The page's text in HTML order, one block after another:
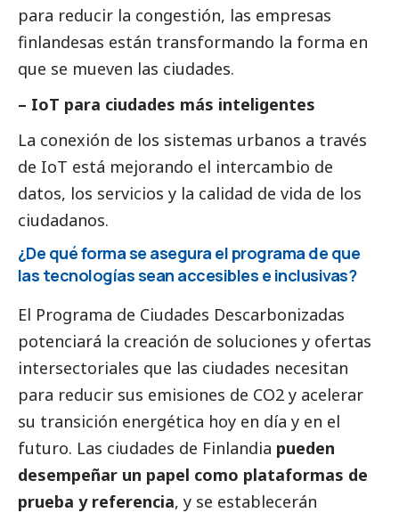
para reducir la congestión, las empresas
finlandesas están transformando la forma en
que se mueven las ciudades.
– IoT para ciudades más inteligentes
La conexión de los sistemas urbanos a través
de IoT está mejorando el intercambio de
datos, los servicios y la calidad de vida de los
ciudadanos.
¿De qué forma se asegura el programa de que
las tecnologías sean accesibles e inclusivas?
El Programa de Ciudades Descarbonizadas
potenciará la creación de soluciones y ofertas
intersectoriales que las ciudades necesitan
para reducir sus emisiones de CO2 y acelerar
su transición energética hoy en día y en el
futuro. Las ciudades de Finlandia pueden
desempeñar un papel como plataformas de
prueba y referencia, y se establecerán